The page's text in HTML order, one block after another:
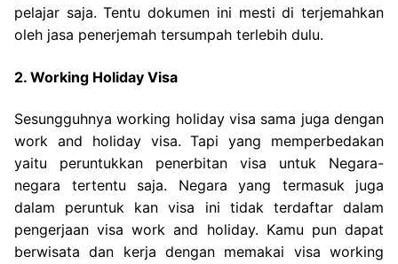
pelajar saja. Tentu dokumen ini mesti di terjemahkan
oleh jasa penerjemah tersumpah terlebih dulu.
2. Working Holiday Visa
Sesungguhnya working holiday visa sama juga dengan
work and holiday visa. Tapi yang memperbedakan
yaitu peruntukkan penerbitan visa untuk Negara-
negara tertentu saja. Negara yang termasuk juga
dalam peruntuk kan visa ini tidak terdaftar dalam
pengerjaan visa work and holiday. Kamu pun dapat
berwisata dan kerja dengan memakai visa working